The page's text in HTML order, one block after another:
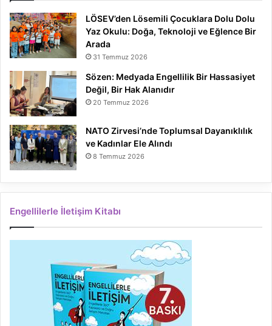
LÖSEV’den Lösemili Çocuklara Dolu Dolu
Yaz Okulu: Doğa, Teknoloji ve Eğlence Bir
Arada
31 Temmuz 2026
Sözen: Medyada Engellilik Bir Hassasiyet
Değil, Bir Hak Alanıdır
20 Temmuz 2026
NATO Zirvesi’nde Toplumsal Dayanıklılık
ve Kadınlar Ele Alındı
8 Temmuz 2026
Engellilerle İletişim Kitabı